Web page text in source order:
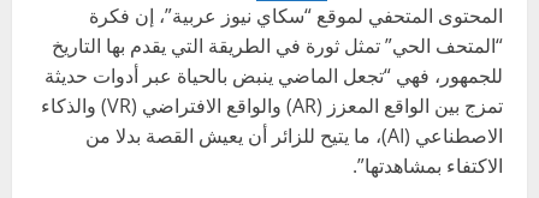
المحتوى المتحفي لموقع “سكاي نيوز عربية”، إن فكرة
“المتحف الحي” تمثل ثورة في الطريقة التي يقدم بها التاريخ
للجمهور، فهي “تجعل الماضي ينبض بالحياة عبر أدوات حديثة
تمزج بين الواقع المعزز (AR) والواقع الافتراضي (VR) والذكاء
الاصطناعي (AI)، ما يتيح للزائر أن يعيش القصة بدلا من
الاكتفاء بمشاهدتها”.